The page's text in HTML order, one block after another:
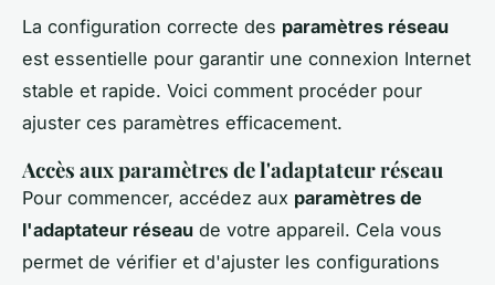
La configuration correcte des paramètres réseau
est essentielle pour garantir une connexion Internet
stable et rapide. Voici comment procéder pour
ajuster ces paramètres efficacement.
Accès aux paramètres de l'adaptateur réseau
Pour commencer, accédez aux paramètres de
l'adaptateur réseau de votre appareil. Cela vous
permet de vérifier et d'ajuster les configurations